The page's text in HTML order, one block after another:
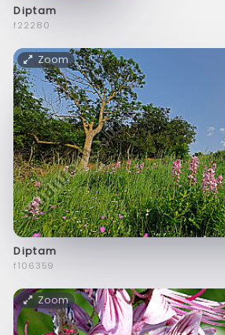
Diptam
f22280
Zoom
Diptam
f106359
Zoom